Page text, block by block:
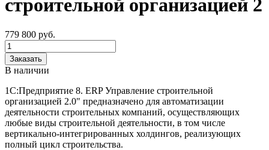
строительной организацией 2
779 800 руб.
Заказать
В наличии
1С:Предприятие 8. ERP Управление строительной
организацией 2.0" предназначено для автоматизации
деятельности строительных компаний, осуществляющих
любые виды строительной деятельности, в том числе
вертикально-интегрированных холдингов, реализующих
полный цикл строительства.